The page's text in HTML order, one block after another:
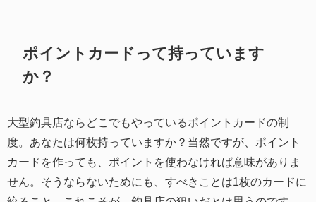
ポイントカードって持っています
か？
大型釣具店ならどこでもやっているポイントカードの制
度。あなたは何枚持っていますか？当然ですが、ポイント
カードを作っても、ポイントを使わなければ意味がありま
せん。そうならないためにも、すべきことは1枚のカードに